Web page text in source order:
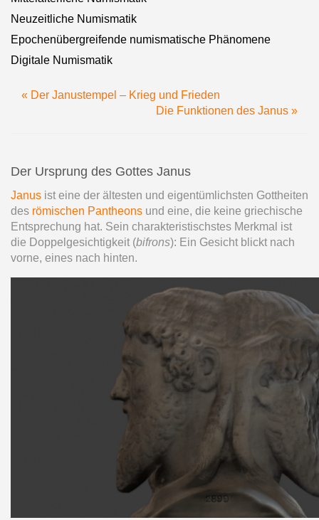
Neuzeitliche Numismatik
Epochenübergreifende numismatische Phänomene
Digitale Numismatik
« Der Janustempel – Krieg und Frieden
Die Funktionen des Janus »
Der Ursprung des Gottes Janus
Janus ist eine der ältesten und eigentümlichsten Gottheiten
des römischen Pantheons und eine, die keine griechische
Entsprechung hat. Sein charakteristischstes Merkmal ist
die Doppelgesichtigkeit (bifrons): Ein Gesicht blickt nach
vorne, eines nach hinten.